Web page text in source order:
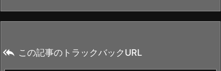
 この記事のトラックバックURL